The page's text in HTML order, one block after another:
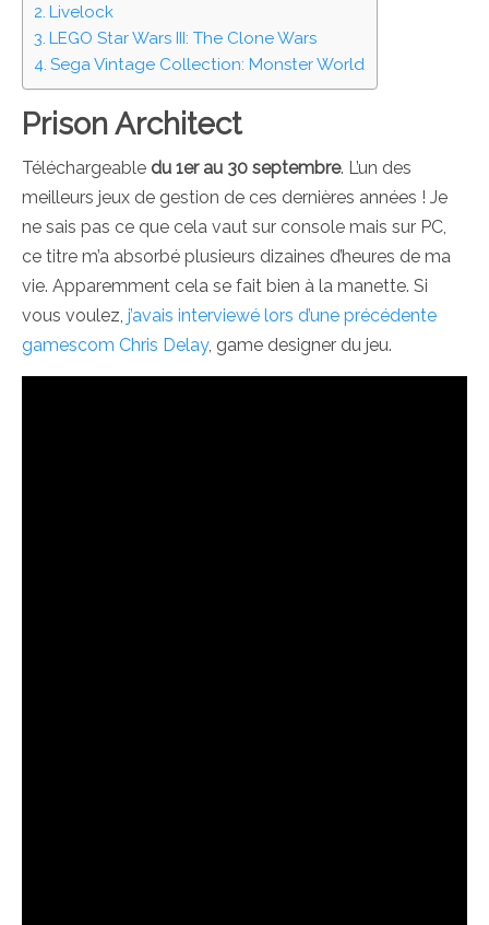
Livelock
LEGO Star Wars III: The Clone Wars
Sega Vintage Collection: Monster World
Prison Architect
Téléchargeable du 1er au 30 septembre. L’un des
meilleurs jeux de gestion de ces dernières années ! Je
ne sais pas ce que cela vaut sur console mais sur PC,
ce titre m’a absorbé plusieurs dizaines d’heures de ma
vie. Apparemment cela se fait bien à la manette. Si
vous voulez, j’avais interviewé lors d’une précédente
gamescom Chris Delay, game designer du jeu.